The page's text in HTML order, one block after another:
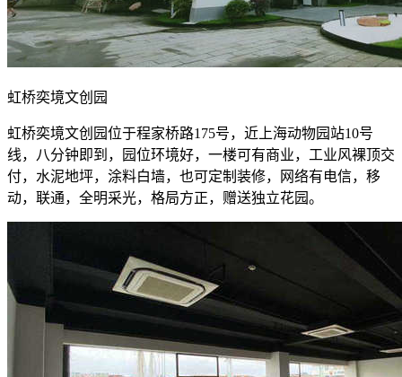
虹桥奕境文创园
虹桥奕境文创园位于程家桥路175号，近上海动物园站10号
线，八分钟即到，园位环境好，一楼可有商业，工业风裸顶交
付，水泥地坪，涂料白墙，也可定制装修，网络有电信，移
动，联通，全明采光，格局方正，赠送独立花园。